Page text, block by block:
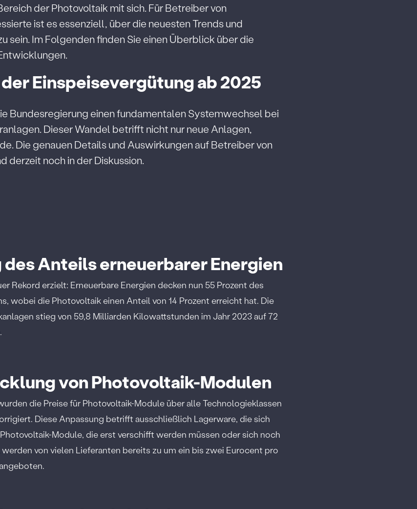
der Photovoltaik mit sich. Für Betreiber von
ist es essenziell, über die neuesten Trends und
sein. Im Folgenden finden Sie einen Überblick über die
Einspeisevergütung ab 2025
Bundesregierung einen fundamentalen Systemwechsel bei
Dieser Wandel betrifft nicht nur neue Anlagen,
Die genauen Details und Auswirkungen auf Betreiber von
derzeit noch in der Diskussion.
Anteils erneuerbarer Energien
Rekord erzielt: Erneuerbare Energien decken nun 55 Prozent des
wobei die Photovoltaik einen Anteil von 14 Prozent erreicht hat. Die
stieg von 59,8 Milliarden Kilowattstunden im Jahr 2023 auf 72
von Photovoltaik-Modulen
die Preise für Photovoltaik-Module über alle Technologieklassen
Diese Anpassung betrifft ausschließlich Lagerware, die sich
Module, die erst verschifft werden müssen oder sich noch
von vielen Lieferanten bereits zu um ein bis zwei Eurocent pro